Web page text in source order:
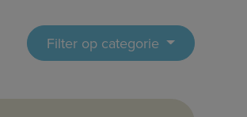
Filter op categorie